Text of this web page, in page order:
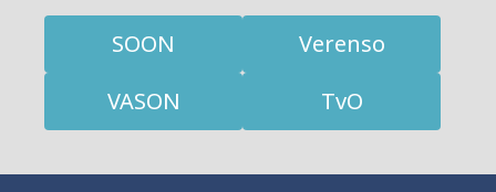
SOON
Verenso
VASON
TvO